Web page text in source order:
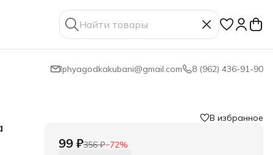
lphyagodkakubani@gmail.com 8 (962) 436-91-90
В избранное
99 ₽356 ₽−72%